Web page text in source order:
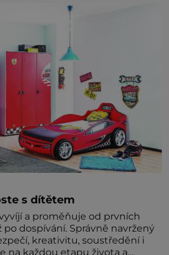
Její příběh je
s dítětem
a proměňuje od prvních
dospívání. Správně navržený
kreativitu, soustředění i
na každou etapu života a